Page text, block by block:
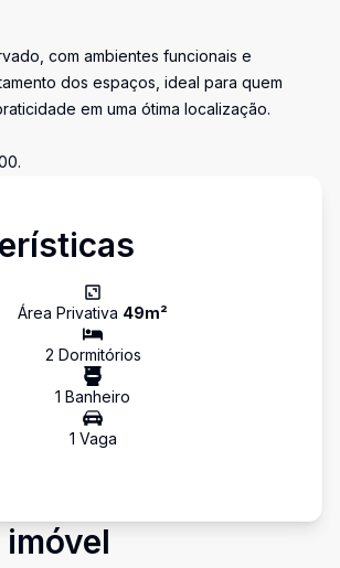
com ambientes funcionais e
dos espaços, ideal para quem
em uma ótima localização.
Área Privativa 49m²
2 Dormitórios
1 Banheiro
1 Vaga